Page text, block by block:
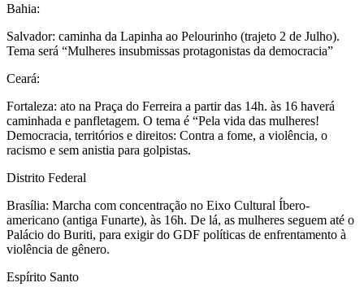
Bahia:
Salvador: caminha da Lapinha ao Pelourinho (trajeto 2 de Julho).
Tema será “Mulheres insubmissas protagonistas da democracia”
Ceará:
Fortaleza: ato na Praça do Ferreira a partir das 14h. às 16 haverá
caminhada e panfletagem. O tema é “Pela vida das mulheres!
Democracia, territórios e direitos: Contra a fome, a violência, o
racismo e sem anistia para golpistas.
Distrito Federal
Brasília: Marcha com concentração no Eixo Cultural Íbero-
americano (antiga Funarte), às 16h. De lá, as mulheres seguem até o
Palácio do Buriti, para exigir do GDF políticas de enfrentamento à
violência de gênero.
Espírito Santo